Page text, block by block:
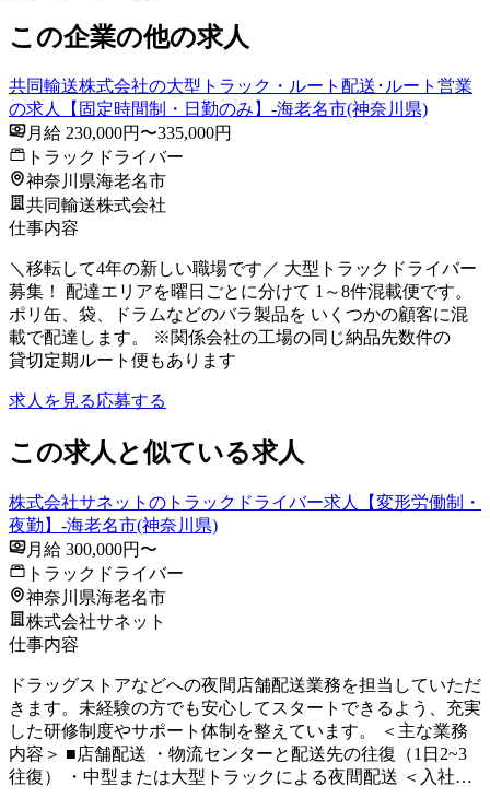
この企業の他の求人
共同輸送株式会社の大型トラック・ルート配送･ルート営業
の求人【固定時間制・日勤のみ】-海老名市(神奈川県)
月給 230,000円〜335,000円
トラックドライバー
神奈川県海老名市
共同輸送株式会社
仕事内容
＼移転して4年の新しい職場です／ 大型トラックドライバー
募集！ 配達エリアを曜日ごとに分けて 1～8件混載便です。
ポリ缶、袋、ドラムなどのバラ製品を いくつかの顧客に混
載で配達します。 ※関係会社の工場の同じ納品先数件の
貸切定期ルート便もあります
求人を見る応募する
この求人と似ている求人
株式会社サネットのトラックドライバー求人【変形労働制・
夜勤】-海老名市(神奈川県)
月給 300,000円〜
トラックドライバー
神奈川県海老名市
株式会社サネット
仕事内容
ドラッグストアなどへの夜間店舗配送業務を担当していただ
きます。未経験の方でも安心してスタートできるよう、充実
した研修制度やサポート体制を整えています。 ＜主な業務
内容＞ ■店舗配送 ・物流センターと配送先の往復（1日2~3
往復） ・中型または大型トラックによる夜間配送 ＜入社…